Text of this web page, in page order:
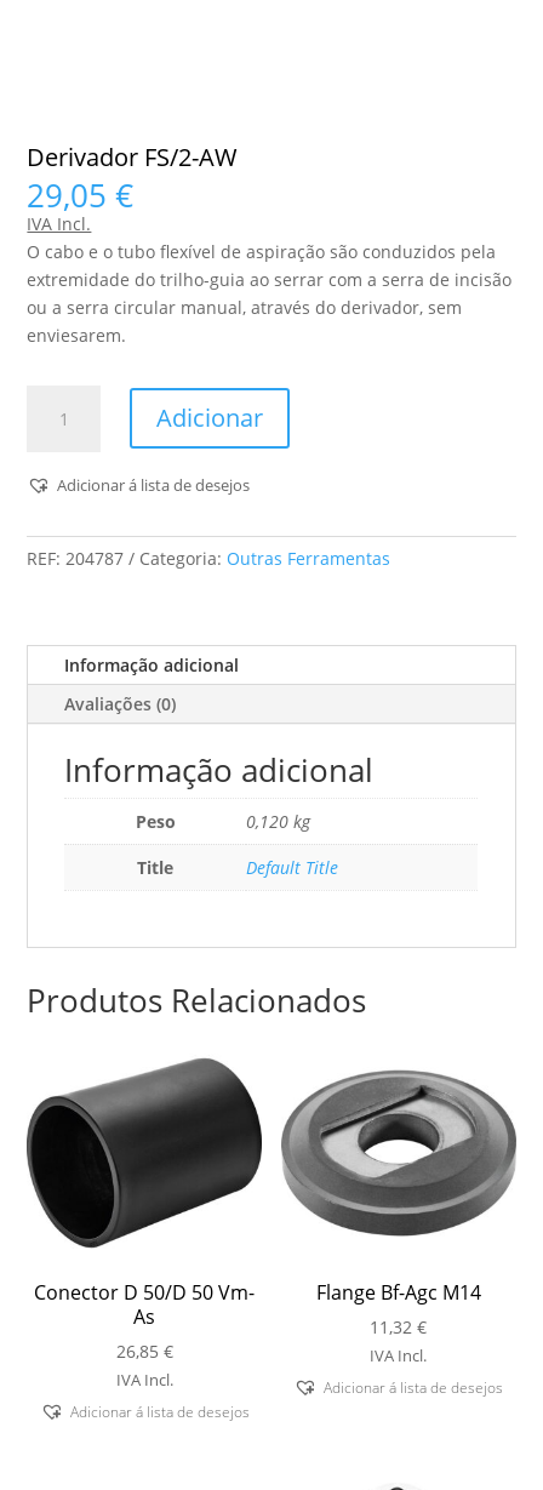
Derivador FS/2-AW
29,05€
IVA Incl.
O cabo e o tubo flexível de aspiração são conduzidos pela
extremidade do trilho-guia ao serrar com a serra de incisão
ou a serra circular manual, através do derivador, sem
enviesarem.
FS/2-
Adicionar
Adicionar á lista de desejos
REF: 204787 Categoria: Outras Ferramentas
Informação adicional
Avaliações (0)
Informação adicional
Peso
0,120 kg
Title
Default Title
Produtos Relacionados
Conector D 50/D 50 Vm-
As
26,85 €
IVA Incl.
Adicionar á lista de desejos
Flange Bf-Agc M14
11,32€
IVA Incl.
Adicionar á lista de desejos